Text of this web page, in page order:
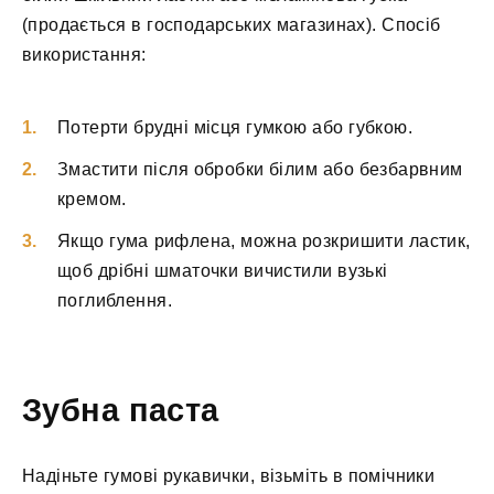
(продається в господарських магазинах). Спосіб
використання:
Потерти брудні місця гумкою або губкою.
Змастити після обробки білим або безбарвним
кремом.
Якщо гума рифлена, можна розкришити ластик,
щоб дрібні шматочки вичистили вузькі
поглиблення.
Зубна паста
Надіньте гумові рукавички, візьміть в помічники